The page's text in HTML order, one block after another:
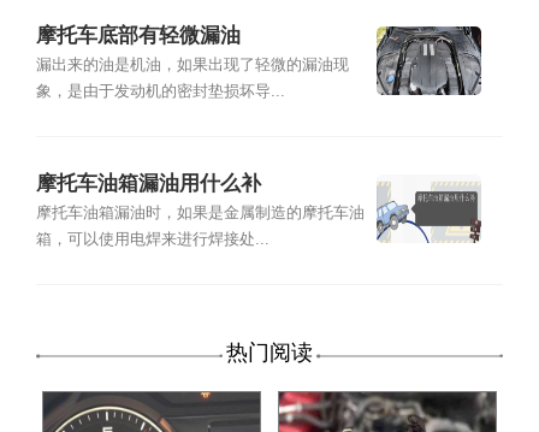
摩托车底部有轻微漏油
漏出来的油是机油，如果出现了轻微的漏油现
象，是由于发动机的密封垫损坏导...
摩托车油箱漏油用什么补
摩托车油箱漏油时，如果是金属制造的摩托车油
箱，可以使用电焊来进行焊接处...
热门阅读